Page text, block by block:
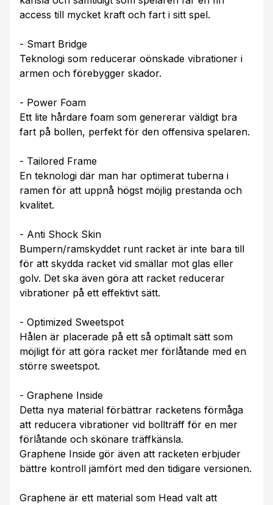
access till mycket kraft och fart i sitt spel.
- Smart Bridge
Teknologi som reducerar oönskade vibrationer i
armen och förebygger skador.
- Power Foam
Ett lite hårdare foam som genererar väldigt bra
fart på bollen, perfekt för den offensiva spelaren.
- Tailored Frame
En teknologi där man har optimerat tuberna i
ramen för att uppnå högst möjlig prestanda och
kvalitet.
- Anti Shock Skin
Bumpern/ramskyddet runt racket är inte bara till
för att skydda racket vid smällar mot glas eller
golv. Det ska även göra att racket reducerar
vibrationer på ett effektivt sätt.
- Optimized Sweetspot
Hålen är placerade på ett så optimalt sätt som
möjligt för att göra racket mer förlåtande med en
större sweetspot.
- Graphene Inside
Detta nya material förbättrar racketens förmåga
att reducera vibrationer vid bollträff för en mer
förlåtande och skönare träffkänsla.
Graphene Inside gör även att racketen erbjuder
bättre kontroll jämfört med den tidigare versionen.
Graphene är ett material som Head valt att